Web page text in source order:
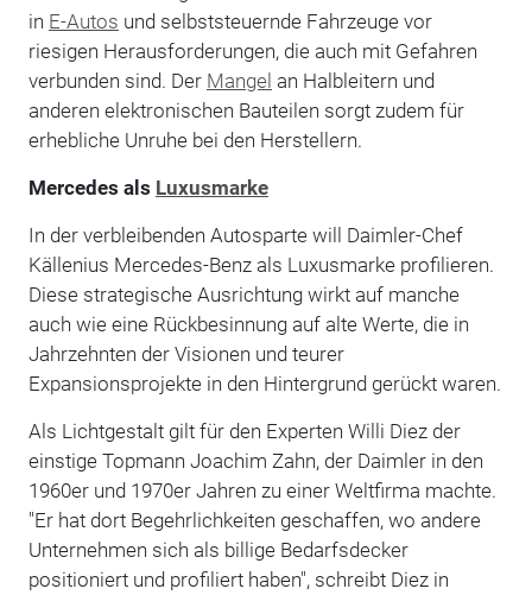
in E-Autos und selbststeuernde Fahrzeuge vor
riesigen Herausforderungen, die auch mit Gefahren
verbunden sind. Der Mangel an Halbleitern und
anderen elektronischen Bauteilen sorgt zudem für
erhebliche Unruhe bei den Herstellern.
Mercedes als Luxusmarke
In der verbleibenden Autosparte will Daimler-Chef
Källenius Mercedes-Benz als Luxusmarke profilieren.
Diese strategische Ausrichtung wirkt auf manche
auch wie eine Rückbesinnung auf alte Werte, die in
Jahrzehnten der Visionen und teurer
Expansionsprojekte in den Hintergrund gerückt waren.
Als Lichtgestalt gilt für den Experten Willi Diez der
einstige Topmann Joachim Zahn, der Daimler in den
1960er und 1970er Jahren zu einer Weltfirma machte.
"Er hat dort Begehrlichkeiten geschaffen, wo andere
Unternehmen sich als billige Bedarfsdecker
positioniert und profiliert haben", schreibt Diez in